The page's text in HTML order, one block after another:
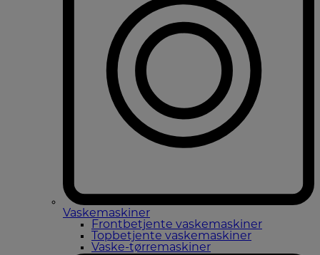
Vaskemaskiner
Frontbetjente vaskemaskiner
Topbetjente vaskemaskiner
Vaske-tørremaskiner